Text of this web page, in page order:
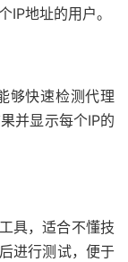
IP地址的用户。
够快速检测代理
并显示每个IP的
具，适合不懂技
进行测试，便于